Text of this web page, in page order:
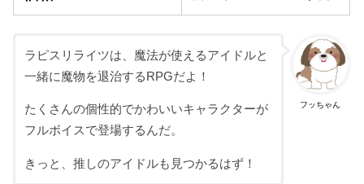
フッちゃん
ラピスリライツは、魔法が使えるアイドルと
一緒に魔物を退治するRPGだよ！
たくさんの個性的でかわいいキャラクターが
フルボイスで登場するんだ。
きっと、推しのアイドルも見つかるはず！